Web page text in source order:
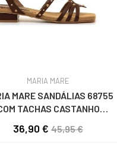
MARIA MARE
MARE SANDÁLIAS 68755
TACHAS CASTANHO
36,90 € 45,95 €